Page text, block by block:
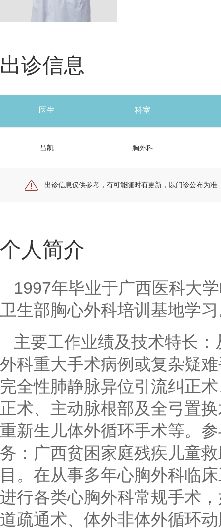
出诊信息
医生 科室
吕凯 胸外科
出诊信息仅供参考，有可能随时有更新，以门诊公布为准
个人简介
1997年毕业于广西医科大
卫生部胸心外科培训基地学
主要工作业绩及技术特长
外科重大手术病例或复杂疑
完全性肺静脉异位引流纠正
正术、主动脉根部及全弓置
重新生儿体外循环手术等。
务：广西贫困家庭残疾儿童
目。在从事多年心胸外科临
进行各类心胸外科常规手术
道疏通术、体外非体外循环